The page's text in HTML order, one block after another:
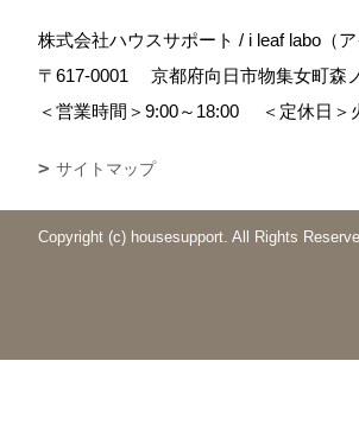
株式会社ハウスサポート / i leaf labo（ア
〒617-0001
京都府向日市物集女町森
＜営業時間＞9:00～18:00
＜定休日＞
サイトマップ
Copyright (c) housesupport. All Rights